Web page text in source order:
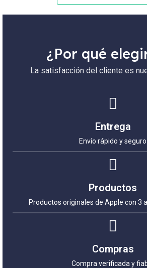
¿Por qué
La satisfacción del cliente es
Entrega
Envío rápido y seguro
Productos
Productos originales de Apple con 3
Compras
Compra verificada y